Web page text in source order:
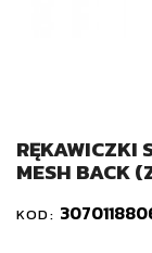
RĘKAWICZKI
MESH BACK
KOD: